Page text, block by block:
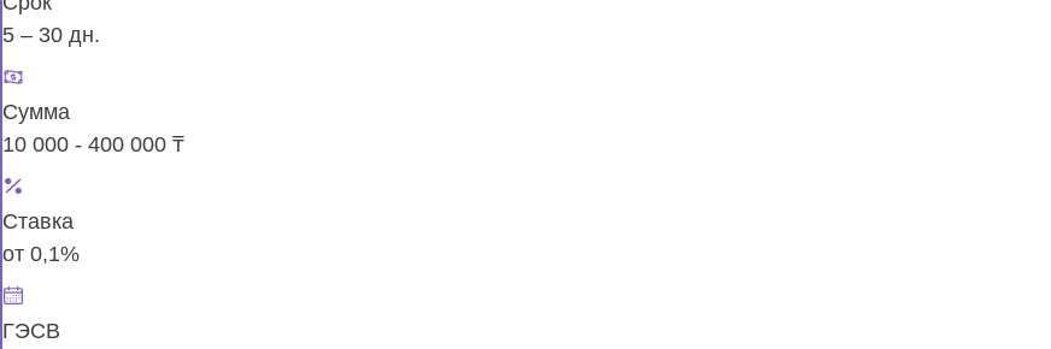
5 – 30 дн.
Сумма
10 000 - 400 000 ₸
Ставка
от 0,1%
ГЭСВ